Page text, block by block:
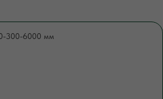
300-6000 мм